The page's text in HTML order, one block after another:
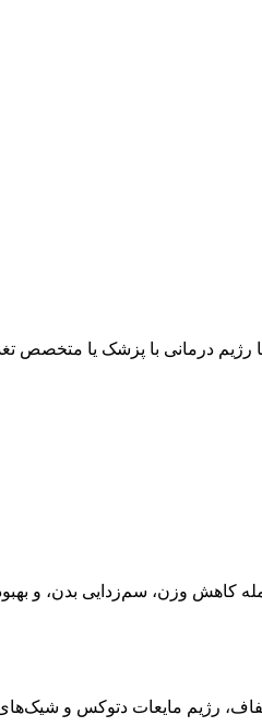
درمانی با پزشک یا متخصص
کاهش وزن، سم‌زدایی بدن، و
رژیم مایعات دتوکس و